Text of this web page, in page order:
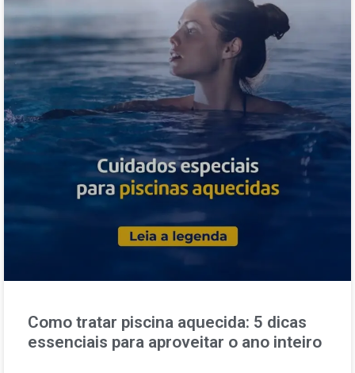
Como tratar piscina aquecida: 5 dicas
essenciais para aproveitar o ano inteiro